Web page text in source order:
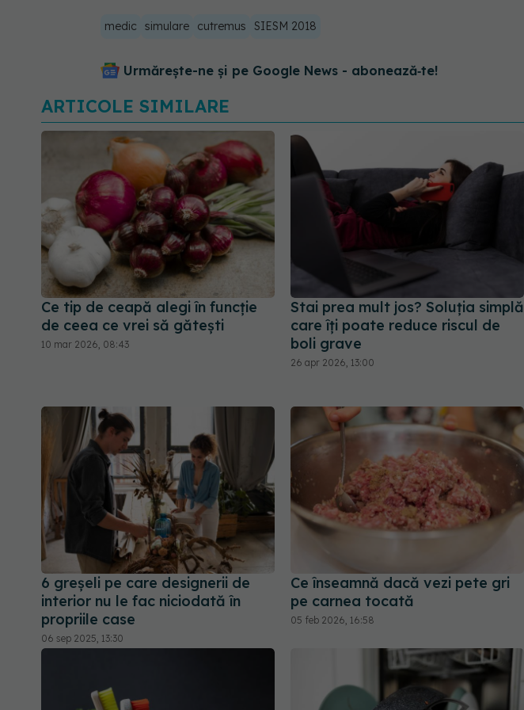
medic simulare cutremus SIESM 2018
Urmărește-ne și pe Google News - abonează‑te!
ARTICOLE SIMILARE
Ce tip de ceapă alegi în funcție
de ceea ce vrei să gătești
10 mar 2026, 08:43
Stai prea mult jos? Soluția simplă
care îți poate reduce riscul de
boli grave
26 apr 2026, 13:00
6 greșeli pe care designerii de
interior nu le fac niciodată în
propriile case
06 sep 2025, 13:30
Ce înseamnă dacă vezi pete gri
pe carnea tocată
05 feb 2026, 16:58